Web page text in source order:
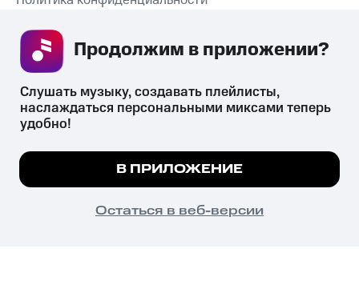
СКАЧАТЬ ПРИЛОЖЕНИЕ
психотропных веществ, их аналогов причиняет вред здоровью,
их незаконный оборот запрещён и влечёт установленную
законодательством ответственность.
© 2026 ООО «КИОН».
Все права защищены
Мы используем куки, чтобы на сайте все
Подробнее
ПОНЯТНО
Слушать музыку, создавать плейлисты,
наслаждаться персональными миксами теперь
удобно!
В ПРИЛОЖЕНИЕ
Остаться в веб-версии